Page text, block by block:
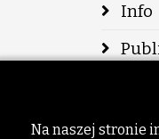
Info
Na naszej stronie